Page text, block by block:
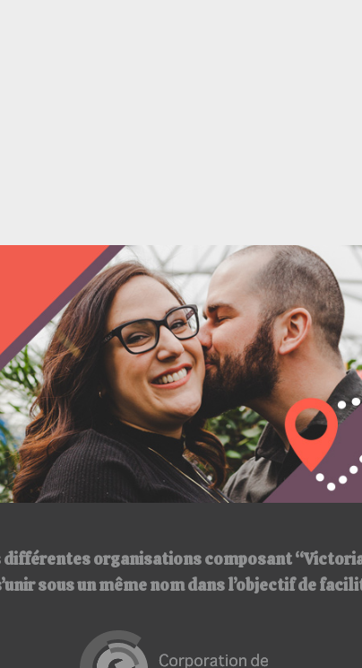
différentes organisations composant
sous un même nomdans l’objectif de